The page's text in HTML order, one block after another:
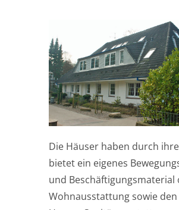
Die Häuser haben durch
bietet ein eigenes
und
Wohnausstattung sowie